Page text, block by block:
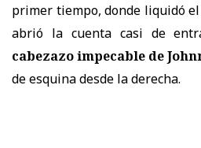
primer tiempo, donde liquidó
abrió la cuenta casi de
cabezazo impecable de
de esquina desde la derecha.